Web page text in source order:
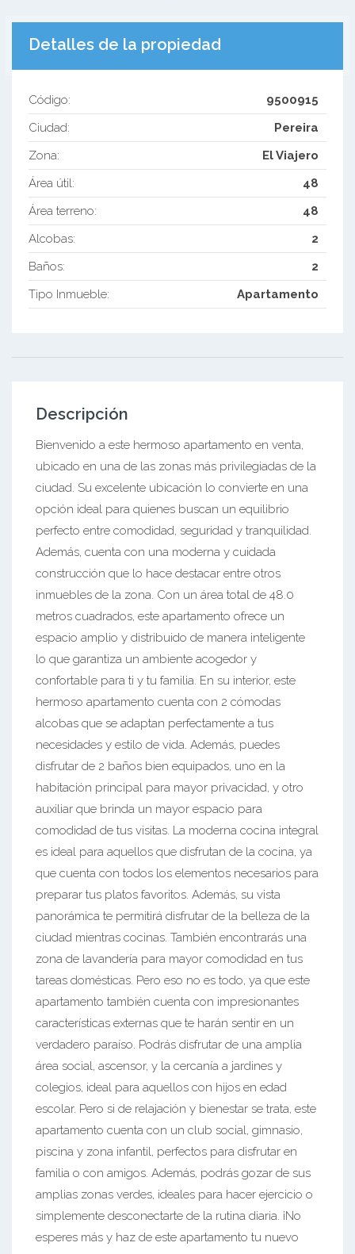
Detalles de la propiedad
Código:
9500915
Ciudad:
Pereira
Zona:
El Viajero
Área útil:
48
Área terreno:
48
Alcobas:
2
Baños:
2
Tipo Inmueble:
Apartamento
Descripción
Bienvenido a este hermoso apartamento en venta,
ubicado en una de las zonas más privilegiadas de la
ciudad. Su excelente ubicación lo convierte en una
opción ideal para quienes buscan un equilibrio
perfecto entre comodidad, seguridad y tranquilidad.
Además, cuenta con una moderna y cuidada
construcción que lo hace destacar entre otros
inmuebles de la zona. Con un área total de 48.0
metros cuadrados, este apartamento ofrece un
espacio amplio y distribuido de manera inteligente
lo que garantiza un ambiente acogedor y
confortable para ti y tu familia. En su interior, este
hermoso apartamento cuenta con 2 cómodas
alcobas que se adaptan perfectamente a tus
necesidades y estilo de vida. Además, puedes
disfrutar de 2 baños bien equipados, uno en la
habitación principal para mayor privacidad, y otro
auxiliar que brinda un mayor espacio para
comodidad de tus visitas. La moderna cocina integral
es ideal para aquellos que disfrutan de la cocina, ya
que cuenta con todos los elementos necesarios para
preparar tus platos favoritos. Además, su vista
panorámica te permitirá disfrutar de la belleza de la
ciudad mientras cocinas. También encontrarás una
zona de lavandería para mayor comodidad en tus
tareas domésticas. Pero eso no es todo, ya que este
apartamento también cuenta con impresionantes
características externas que te harán sentir en un
verdadero paraíso. Podrás disfrutar de una amplia
área social, ascensor, y la cercanía a jardines y
colegios, ideal para aquellos con hijos en edad
escolar. Pero si de relajación y bienestar se trata, este
apartamento cuenta con un club social, gimnasio,
piscina y zona infantil, perfectos para disfrutar en
familia o con amigos. Además, podrás gozar de sus
amplias zonas verdes, ideales para hacer ejercicio o
simplemente desconectarte de la rutina diaria. ¡No
esperes más y haz de este apartamento tu nuevo